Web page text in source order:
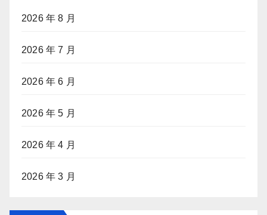
2026 年 8 月
2026 年 7 月
2026 年 6 月
2026 年 5 月
2026 年 4 月
2026 年 3 月